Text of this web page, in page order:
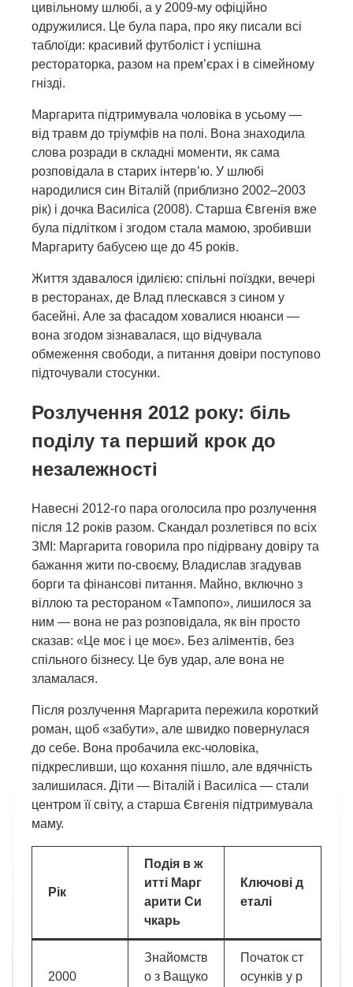
цивільному шлюбі, а у 2009-му офіційно
одружилися. Це була пара, про яку писали всі
таблоїди: красивий футболіст і успішна
рестораторка, разом на прем’єрах і в сімейному
гнізді.
Маргарита підтримувала чоловіка в усьому —
від травм до тріумфів на полі. Вона знаходила
слова розради в складні моменти, як сама
розповідала в старих інтерв’ю. У шлюбі
народилися син Віталій (приблизно 2002–2003
рік) і дочка Василіса (2008). Старша Євгенія вже
була підлітком і згодом стала мамою, зробивши
Маргариту бабусею ще до 45 років.
Життя здавалося ідилією: спільні поїздки, вечері
в ресторанах, де Влад плескався з сином у
басейні. Але за фасадом ховалися нюанси —
вона згодом зізнавалася, що відчувала
обмеження свободи, а питання довіри поступово
підточували стосунки.
Розлучення 2012 року: біль
поділу та перший крок до
незалежності
Навесні 2012-го пара оголосила про розлучення
після 12 років разом. Скандал розлетівся по всіх
ЗМІ: Маргарита говорила про підірвану довіру та
бажання жити по-своєму, Владислав згадував
борги та фінансові питання. Майно, включно з
віллою та рестораном «Тампопо», лишилося за
ним — вона не раз розповідала, як він просто
сказав: «Це моє і це моє». Без аліментів, без
спільного бізнесу. Це був удар, але вона не
зламалася.
Після розлучення Маргарита пережила короткий
роман, щоб «забути», але швидко повернулася
до себе. Вона пробачила екс-чоловіка,
підкресливши, що кохання пішло, але вдячність
залишилася. Діти — Віталій і Василіса — стали
центром її світу, а старша Євгенія підтримувала
маму.
Рік
Подія в ж
итті Марг
арити Си
чкарь
Ключові д
еталі
2000
Знайомств
о з Ващуко
Початок ст
осунків у р